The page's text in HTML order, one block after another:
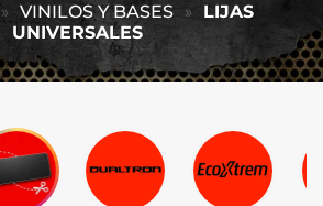
» VINILOS Y BASES »
LIJAS
UNIVERSALES